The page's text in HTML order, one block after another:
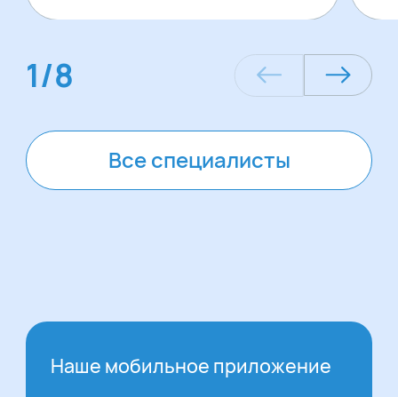
1/8
Все специалисты
Наше мобильное приложение